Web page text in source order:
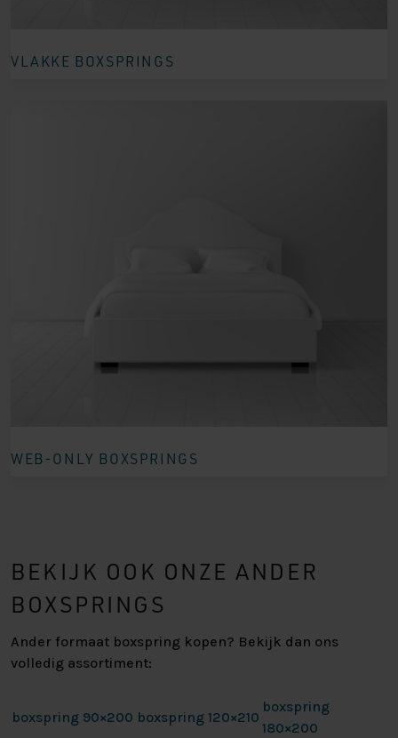
VLAKKE BOXSPRINGS
WEB-ONLY BOXSPRINGS
BEKIJK OOK ONZE ANDER
BOXSPRINGS
Ander formaat boxspring kopen? Bekijk dan ons
volledig assortiment:
boxspring 90×200 boxspring 120×210
boxspring
180×200